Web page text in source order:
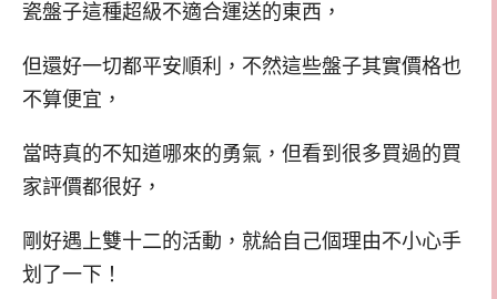
瓷盤子這種超級不適合運送的東西，
但還好一切都平安順利，不然這些盤子其實價格也
不算便宜，
當時真的不知道哪來的勇氣，但看到很多買過的買
家評價都很好，
剛好遇上雙十二的活動，就給自己個理由不小心手
划了一下！